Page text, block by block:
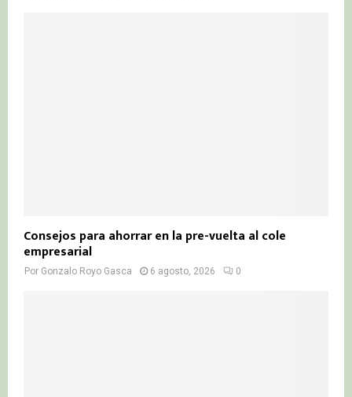
Consejos para ahorrar en la pre-vuelta al cole
empresarial
Por Gonzalo Royo Gasca 6 agosto, 2026 0